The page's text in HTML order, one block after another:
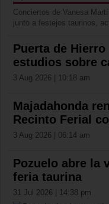
Conciertos de Vanesa
junto a festejos taurinos,
Puerta de
estudios sobre
3 Aug 2026 | 10:18 am
Majadahonda
Recinto Ferial
3 Aug 2026 | 06:14 am
Pozuelo abre la
feria taurina
31 Jul 2026 | 14:38 pm